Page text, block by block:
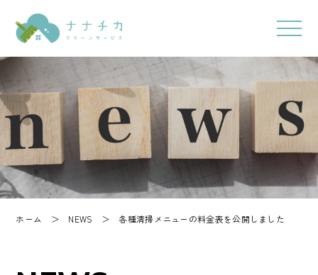
ホーム ＞ NEWS ＞各種清掃メニューの料金表を公開しました